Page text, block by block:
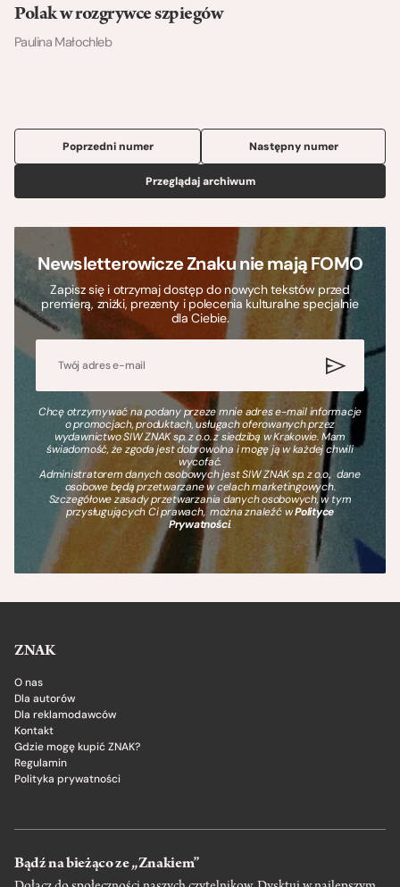
Polak w rozgrywce szpiegów
Paulina Małochleb
Poprzedni numer
Przeglądaj archiwum
Następny numer
Newsletterowicze Znaku nie mają FOMO
Zapisz się i otrzymaj dostęp do nowych tekstów przed
premierą, zniżki, prezenty i polecenia kulturalne specjalnie
dla Ciebie.
Chcę otrzymywać na podany przeze mnie adres e-mail informacje
o promocjach, produktach, usługach oferowanych przez
wydawnictwo SIW ZNAK sp. z o.o. z siedzibą w Krakowie. Mam
świadomość, że zgoda jest dobrowolna i mogę ją w każdej chwili
wycofać.
Administratorem danych osobowych jest SIW ZNAK sp. z o.o., dane
osobowe będą przetwarzane w celach marketingowych.
Szczegółowe zasady przetwarzania danych osobowych, w tym
przysługujących Ci prawach, można znaleźć wPolityce
Prywatności.
ZNAK
O nas
Dla autorów
Dla reklamodawców
Kontakt
Gdzie mogę kupić ZNAK?
Regulamin
Polityka prywatności
Bądź na bieżąco ze „Znakiem”